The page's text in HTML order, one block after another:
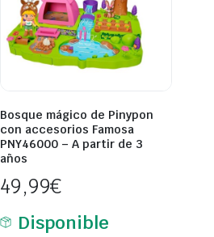
Bosque mágico de Pinypon
con accesorios Famosa
PNY46000 – A partir de 3
años
49,99€
Disponible